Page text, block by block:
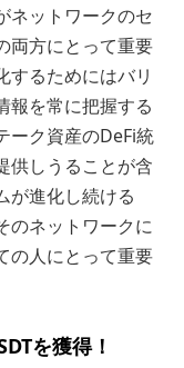
ネットワークのセ
両方にとって重要
するためにはバリ
報を常に把握する
ーク資産のDeFi統
供しうることが含
が進化し続ける
のネットワークに
の人にとって重要
を獲得！